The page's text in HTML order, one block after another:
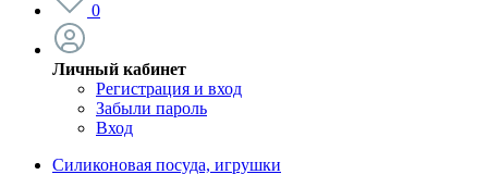
0
Личный кабинет
Регистрация и вход
Забыли пароль
Вход
Силиконовая посуда, игрушки